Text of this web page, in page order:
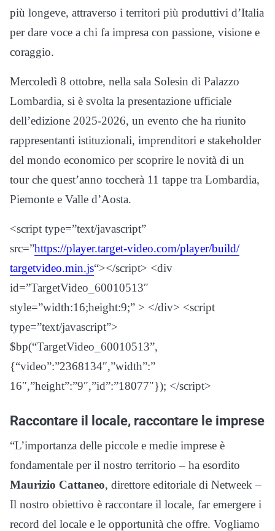
più longeve, attraverso i territori più produttivi d’Italia
per dare voce a chi fa impresa con passione, visione e
coraggio.
Mercoledì 8 ottobre, nella sala Solesin di Palazzo
Lombardia, si è svolta la presentazione ufficiale
dell’edizione 2025-2026, un evento che ha riunito
rappresentanti istituzionali, imprenditori e stakeholder
del mondo economico per scoprire le novità di un
tour che quest’anno toccherà 11 tappe tra Lombardia,
Piemonte e Valle d’Aosta.
<script type=”text/javascript”
src=”https://player.target-video.com/player/build/
targetvideo.min.js“></script> <div
id=”TargetVideo_60010513″
style=”width:16;height:9;” > </div> <script
type=”text/javascript”>
$bp(“TargetVideo_60010513”,
{“video”:”2368134″,”width”:”
16″,”height”:”9″,”id”:”18077″}); </script>
Raccontare il locale, raccontare le imprese
“L’importanza delle piccole e medie imprese è
fondamentale per il nostro territorio – ha esordito
Maurizio Cattaneo, direttore editoriale di Netweek –
Il nostro obiettivo è raccontare il locale, far emergere i
record del locale e le opportunità che offre. Vogliamo